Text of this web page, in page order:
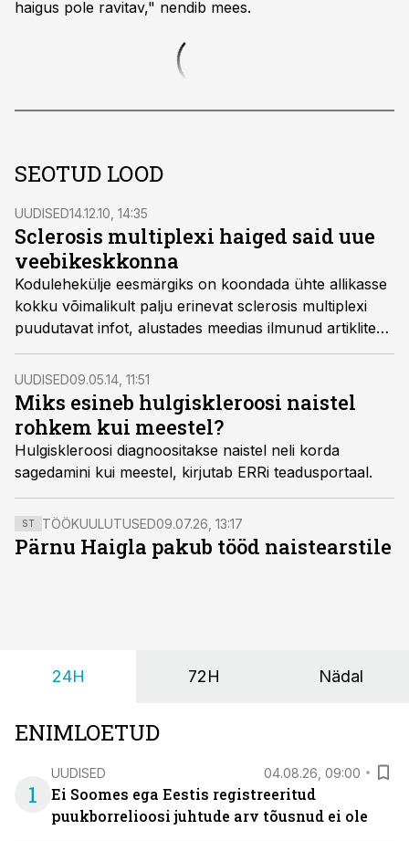
haigus pole ravitav," nendib mees.
SEOTUD LOOD
UUDISED14.12.10, 14:35
Sclerosis multiplexi haiged said uue
veebikeskkonna
Kodulehekülje eesmärgiks on koondada ühte allikasse
kokku võimalikult palju erinevat sclerosis multiplexi
puudutavat infot, alustades meedias ilmunud artiklitega
ning lõpetades uusimate meditsiiniliste uuringute
tulemuste ja arstide nõuannetega.
UUDISED09.05.14, 11:51
Miks esineb hulgiskleroosi naistel
rohkem kui meestel?
Hulgiskleroosi diagnoositakse naistel neli korda
sagedamini kui meestel, kirjutab ERRi teadusportaal.
ST TÖÖKUULUTUSED09.07.26, 13:17
Pärnu Haigla pakub tööd naistearstile
24H 72H Nädal
ENIMLOETUD
1
UUDISED 04.08.26, 09:00
Ei Soomes ega Eestis registreeritud
puukborrelioosi juhtude arv tõusnud ei ole